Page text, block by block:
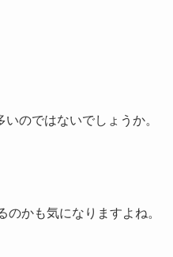
いのではないでしょうか。
かも気になりますよね。